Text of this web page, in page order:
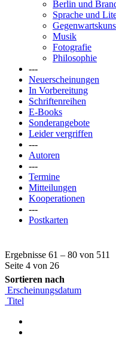
Berlin und
Sprache und
Musik
Fotografie
Philosophie
---
Neuerscheinungen
In Vorbereitung
Schriftenreihen
E-Books
Sonderangebote
Leider vergriffen
---
Autoren
---
Termine
Mitteilungen
Kooperationen
---
Postkarten
Ergebnisse 61 – 80 von 511
Seite 4 von 26
Sortieren nach
Erscheinungsdatum
Titel